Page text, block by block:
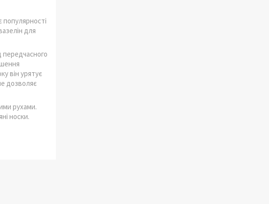
популярності
для
передчасного
він урятує
дозволяє
рухами.
носки.